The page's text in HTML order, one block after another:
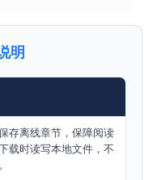
明
存离线章节，保障阅读
载时读写本地文件，不